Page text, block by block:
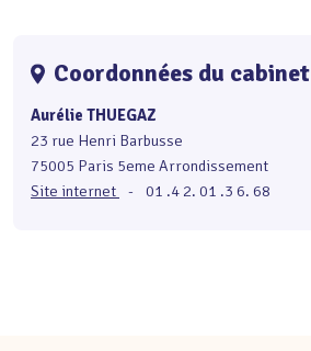
Coordonnées du cabinet
Aurélie THUEGAZ
23 rue Henri Barbusse
75005 Paris 5eme Arrondissement
Site internet
- 01 .4 2. 01 .3 6. 68